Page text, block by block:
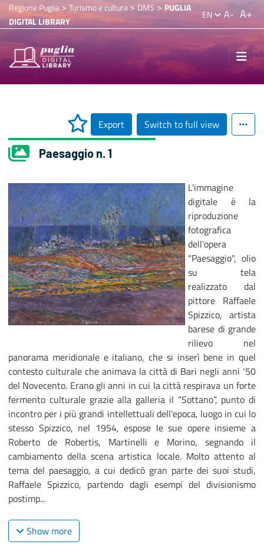
Regione Puglia> Turismo e cultura>DMS > PUGLIA
DIGITAL LIBRARY
EN A- A+
Export Switch to full view
Paesaggio n. 1
L'immagine
digitale è la
riproduzione
fotografica
dell'opera
"Paesaggio", olio
su tela
realizzato dal
pittore Raffaele
Spizzico, artista
barese di grande
rilievo nel
panorama meridionale e italiano, che si inserì bene in quel
contesto culturale che animava la città di Bari negli anni ‘50
del Novecento. Erano gli anni in cui la città respirava un forte
fermento culturale grazie alla galleria il “Sottano”, punto di
incontro per i più grandi intellettuali dell'epoca, luogo in cui lo
stesso Spizzico, nel 1954, espose le sue opere insieme a
Roberto de Robertis, Martinelli e Morino, segnando il
cambiamento della scena artistica locale. Molto attento al
tema del paesaggio, a cui dedicò gran parte dei suoi studi,
Raffaele Spizzico, partendo dagli esempi del divisionismo
postimp...
Show more